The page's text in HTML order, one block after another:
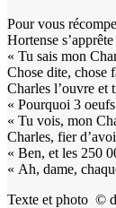
Pour vous
Hortense
« Tu sais mon
Chose dite, chose
Charles l’ouvre et
« Pourquoi 3
« Tu vois, mon
Charles, fier
« Ben, et les 250
« Ah, dame,
Texte et photo ©